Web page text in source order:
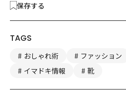
保存する
TAGS
おしゃれ術 ファッション
イマドキ情報
靴